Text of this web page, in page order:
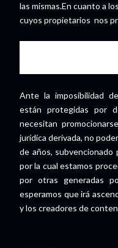
las mismas.En cuanto a
cuyos propietarios nos
Ante la imposibilidad
están protegidas por
necesitan
jurídica derivada, no
de años,
por la cual estamos
por otras generadas
esperamos que irá
y los creadores de